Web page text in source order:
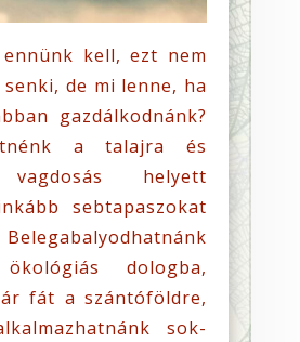
kell, ezt nem
de mi lenne, ha
gazdálkodnánk?
a talajra és
helyett
sebtapaszokat
dologba,
fát a szántóföldre,
sok-